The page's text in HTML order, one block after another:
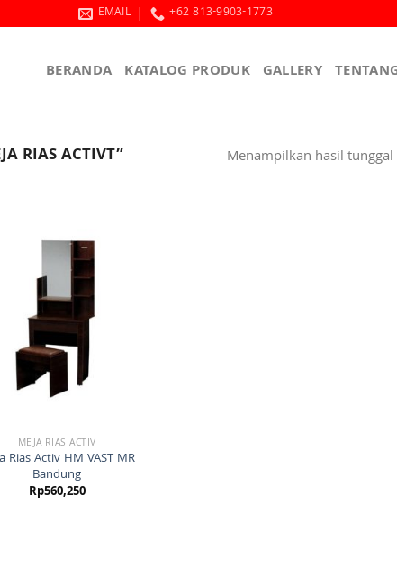
EMAIL +62 813-9903-1773
BERANDA KATALOG PRODUK GALLERY
RIAS ACTIVT” Menampilkan hasil tunggal
MEJA RIAS ACTIV
Rias Activ HM VAST MR
Bandung
Rp560,250